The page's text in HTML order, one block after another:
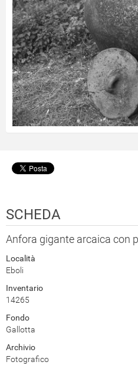
SCHEDA
Anfora gigante arcaica con
Località
Eboli
Inventario
14265
Fondo
Gallotta
Archivio
Fotografico